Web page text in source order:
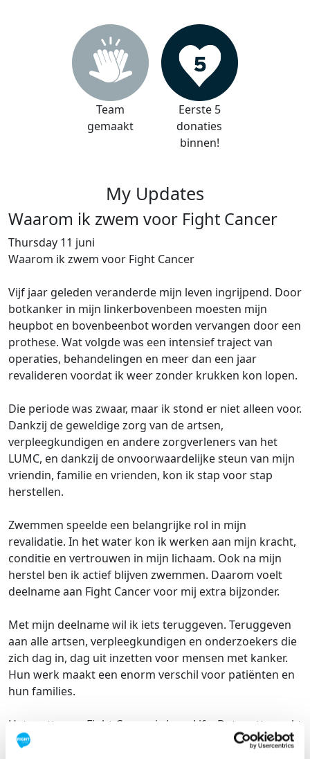
Team
gemaakt
Eerste 5
donaties
binnen!
My Updates
Waarom ik zwem voor Fight Cancer
Thursday 11 juni
Waarom ik zwem voor Fight Cancer
Vijf jaar geleden veranderde mijn leven ingrijpend. Door
botkanker in mijn linkerbovenbeen moesten mijn
heupbot en bovenbeenbot worden vervangen door een
prothese. Wat volgde was een intensief traject van
operaties, behandelingen en meer dan een jaar
revalideren voordat ik weer zonder krukken kon lopen.
Die periode was zwaar, maar ik stond er niet alleen voor.
Dankzij de geweldige zorg van de artsen,
verpleegkundigen en andere zorgverleners van het
LUMC, en dankzij de onvoorwaardelijke steun van mijn
vriendin, familie en vrienden, kon ik stap voor stap
herstellen.
Zwemmen speelde een belangrijke rol in mijn
revalidatie. In het water kon ik werken aan mijn kracht,
conditie en vertrouwen in mijn lichaam. Ook na mijn
herstel ben ik actief blijven zwemmen. Daarom voelt
deelname aan Fight Cancer voor mij extra bijzonder.
Met mijn deelname wil ik iets teruggeven. Teruggeven
aan alle artsen, verpleegkundigen en onderzoekers die
zich dag in, dag uit inzetten voor mensen met kanker.
Hun werk maakt een enorm verschil voor patiënten en
hun families.
Het motto van Fight Cancer is Love Life. Dat motto raakt
mij persoonlijk. Tijdens en na mijn revalidatie hebben